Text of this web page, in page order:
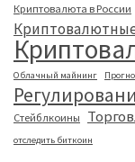
Криптовалюта в России
Облачный майнинг
Стейблкоины
отследить биткоин